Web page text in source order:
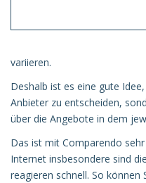
variieren.
Deshalb ist es eine gute
Anbieter zu entscheiden,
über die Angebote in dem
Das ist mit Comparendo
Internet insbesondere sind
reagieren schnell. So